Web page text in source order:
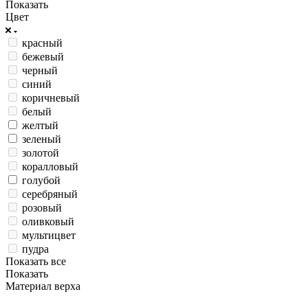
Показать
Цвет
красный
бежевый
черный
синий
коричневый
белый
желтый
зеленый
золотой
коралловый
голубой
серебряный
розовый
оливковый
мультицвет
пудра
Показать все
Показать
Материал верха